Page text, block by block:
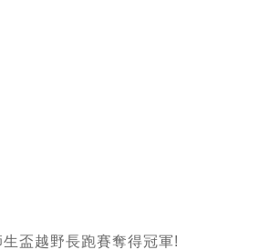
盃越野長跑賽奪得冠軍!